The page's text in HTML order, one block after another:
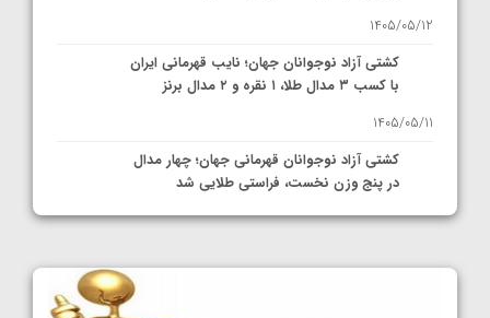
1405/05/12
کشتی آزاد نوجوانان جهان؛ نایب قهرمانی ایران
با کسب ۳ مدال طلا، ۱ نقره و ۲ مدال برنز
1405/05/11
کشتی آزاد نوجوانان قهرمانی جهان؛ چهار مدال
در پنج وزن نخست، فراستی طلایی شد
1405/05/11